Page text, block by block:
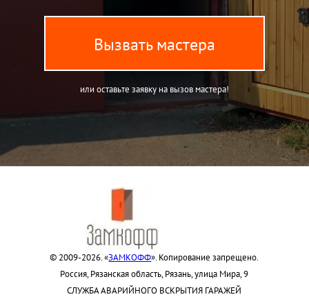
Вызвать мастера
или оставьте заявку на вызов мастера!
© 2009-2026. «ЗАМКОФФ». Копирование запрещено.
Россия, Рязанская область, Рязань, улица Мира, 9
СЛУЖБА АВАРИЙНОГО ВСКРЫТИЯ ГАРАЖЕЙ